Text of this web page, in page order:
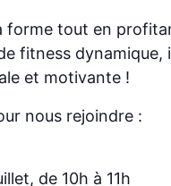
forme tout en
fitness dynamique,
et motivante !
nous rejoindre :
de 10h à 11h